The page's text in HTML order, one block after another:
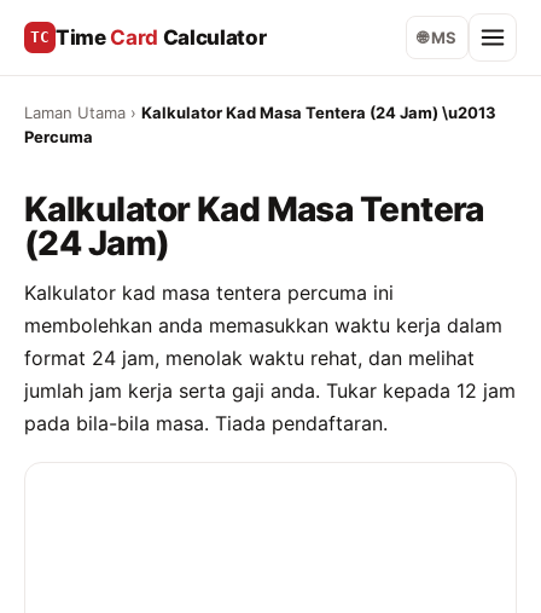
TC Time Card Calculator 🌐 MS
Laman Utama › Kalkulator Kad Masa Tentera (24 Jam) \u2013
Percuma
Kalkulator Kad Masa Tentera
(24 Jam)
Kalkulator kad masa tentera percuma ini
membolehkan anda memasukkan waktu kerja dalam
format 24 jam, menolak waktu rehat, dan melihat
jumlah jam kerja serta gaji anda. Tukar kepada 12 jam
pada bila-bila masa. Tiada pendaftaran.